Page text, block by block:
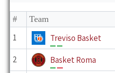
# Team
1 Treviso Basket
V V
2 Basket Roma
V P